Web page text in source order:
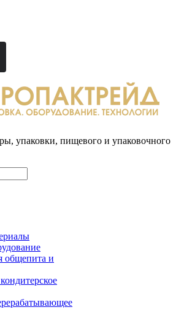
упаковки, пищевого и упаковочного
общепита и